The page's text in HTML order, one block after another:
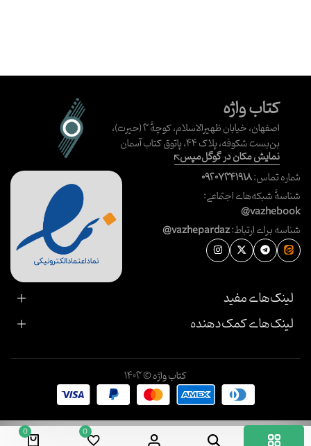
کتاب واژه
اصفهان، خیابان ظهیرالاسلام، کوچهٔ ۳ (حیرت)،
بن‌بست شکوفه، پلاک ۴۴، پاتوق کتاب آسمان
نمایش مکان در گوگل‌مپس
شماره تماس:۰۹۲۰۷۳۴۱۹۱۸
شناسهٔ شبکه‌های اجتماعی:
@vazhebook
شناسه برای ارتباط:@vazhepardaz
لینک‌های مفید
لینک‌های کمک‌دهنده
کتاب واژه © ۱۴۰۳
0
0